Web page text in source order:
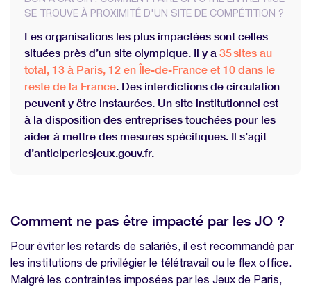
SE TROUVE À PROXIMITÉ D'UN SITE DE COMPÉTITION ?
Les organisations les plus impactées sont celles
situées près d’un site olympique. Il y a 35 sites au
total, 13 à Paris, 12 en Île-de-France et 10 dans le
reste de la France. Des interdictions de circulation
peuvent y être instaurées. Un site institutionnel est
à la disposition des entreprises touchées pour les
aider à mettre des mesures spécifiques. Il s’agit
d’anticiperlesjeux.gouv.fr.
Comment ne pas être impacté par les JO ?
Pour éviter les retards de salariés, il est recommandé par
les institutions de privilégier le télétravail ou le flex office.
Malgré les contraintes imposées par les Jeux de Paris,